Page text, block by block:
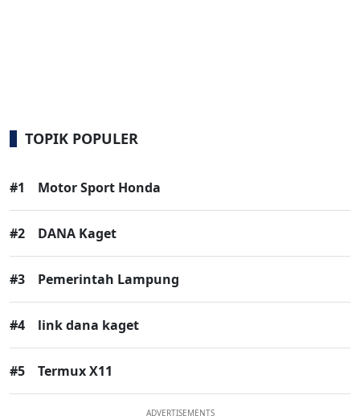
TOPIK POPULER
#1 Motor Sport Honda
#2 DANA Kaget
#3 Pemerintah Lampung
#4 link dana kaget
#5 Termux X11
ADVERTISEMENTS